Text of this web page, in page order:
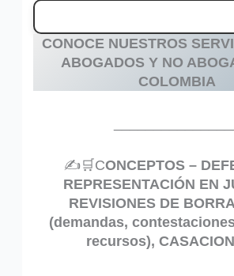
CONOCE NUESTROS
ABOGADOS Y NO
COLOMBIA
✍️🛒CONCEPTOS –
REPRESENTACIÓN EN
REVISIONES DE
(demandas,
recursos),